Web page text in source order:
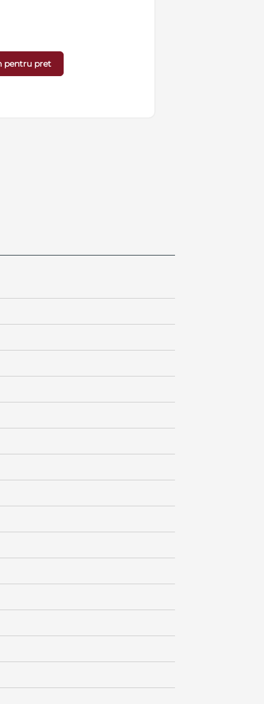
pentru pret